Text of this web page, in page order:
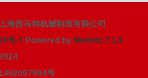
西马特机械制造有限公司
号-7 Powered by MetInfo 7.1.0
号